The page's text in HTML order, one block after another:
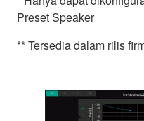
Preset Speaker
** Tersedia dalam rilis